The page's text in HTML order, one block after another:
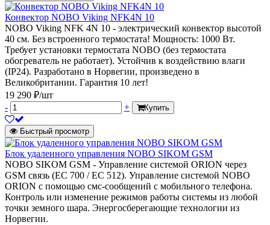
Конвектор NOBO Viking NFK4N 10
NOBO Viking NFK 4N 10 - электрический конвектор высотой
40 см. Без встроенного термостата! Мощность: 1000 Вт.
Требует установки термостата NOBO (без термостата
обогреватель не работает). Устойчив к воздействию влаги
(IP24). Разработано в Норвегии, произведено в
Великобритании. Гарантия 10 лет!
19 290 ₽/шт
-
+ Купить
Быстрый просмотр
Блок удаленного управления NOBO SIKOM GSM
NOBO SIKOM GSM - Управление системой ORION через
GSM связь (EC 700 / EC 512). Управление системой NOBO
ORION с помощью смс-сообщений с мобильного телефона.
Контроль или изменение режимов работы системы из любой
точки земного шара. Энергосберегающие технологии из
Норвегии.